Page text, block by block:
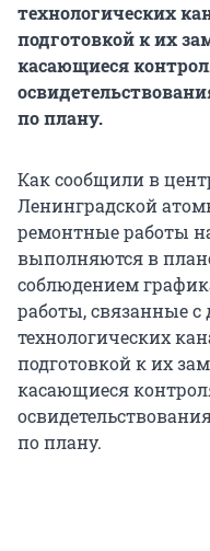
технологических
подготовкой к их
касающиеся
по плану.
Как сообщили в
Ленинградской
ремонтные работы
выполняются в
соблюдением
работы, связанные с
технологических
подготовкой к их
касающиеся
по плану.